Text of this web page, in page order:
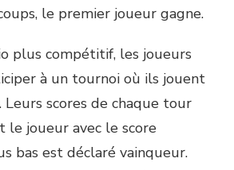
le premier joueur gagne.
plus compétitif, les joueurs
à un tournoi où ils jouent
scores de chaque tour
le joueur avec le score
bas est déclaré vainqueur.